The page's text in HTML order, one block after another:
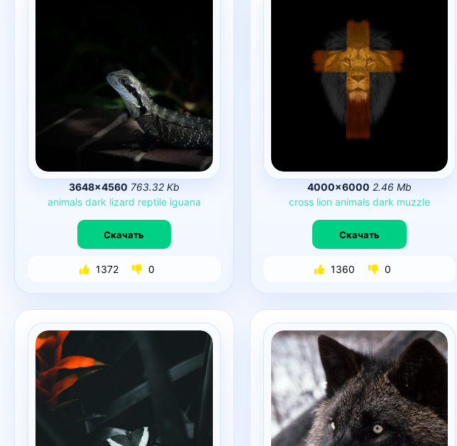
3648×4560 763.32 Kb
animals dark lizard reptile iguana
Скачать
1372 0
4000×6000 2.46 Mb
cross lion animals dark muzzle
Скачать
1360 0